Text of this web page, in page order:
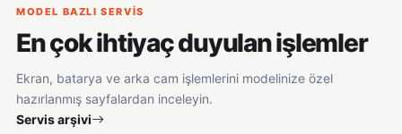
MODEL BAZLI SERVIS
En çok ihtiyaç duyulan işlemler
Ekran, batarya ve arka cam işlemlerini modelinize özel
hazırlanmış sayfalardan inceleyin.
Servis arşivi